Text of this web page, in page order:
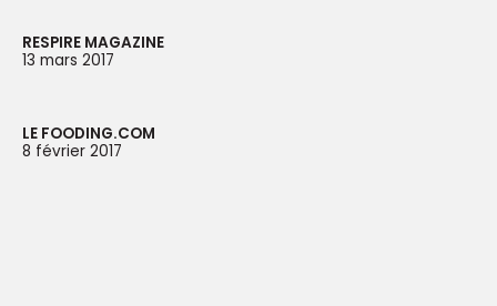
RESPIRE MAGAZINE
13 mars 2017
LE FOODING.COM
8 février 2017